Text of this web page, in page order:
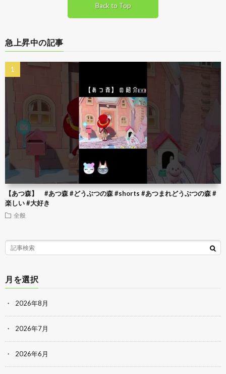
Back to Top
急上昇中の記事
【あつ森】 #あつ森 #どうぶつの森 #shorts #あつまれどうぶつの森 #
楽しい #大好き
全般
月を選択
2026年8月
2026年7月
2026年6月